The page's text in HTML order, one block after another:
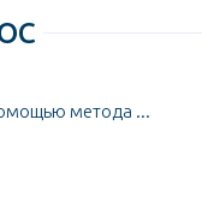
метода ...